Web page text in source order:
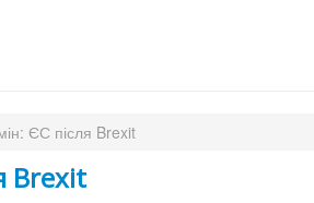
ЄС після Brexit
Brexit